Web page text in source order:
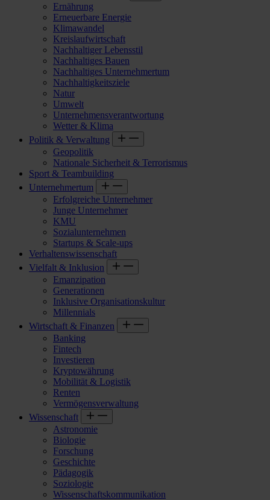
Ernährung
Erneuerbare Energie
Klimawandel
Kreislaufwirtschaft
Nachhaltiger Lebensstil
Nachhaltiges Bauen
Nachhaltiges Unternehmertum
Nachhaltigkeitsziele
Natur
Umwelt
Unternehmensverantwortung
Wetter & Klima
Politik & Verwaltung
Geopolitik
Nationale Sicherheit & Terrorismus
Sport & Teambuilding
Unternehmertum
Erfolgreiche Unternehmer
Junge Unternehmer
KMU
Sozialunternehmen
Startups & Scale-ups
Verhaltenswissenschaft
Vielfalt & Inklusion
Emanzipation
Generationen
Inklusive Organisationskultur
Millennials
Wirtschaft & Finanzen
Banking
Fintech
Investieren
Kryptowährung
Mobilität & Logistik
Renten
Vermögensverwaltung
Wissenschaft
Astronomie
Biologie
Forschung
Geschichte
Pädagogik
Soziologie
Wissenschaftskommunikation